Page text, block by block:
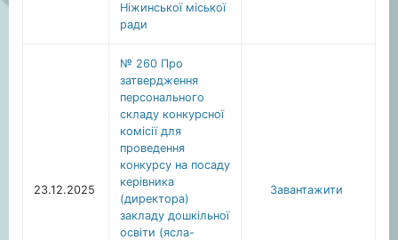
Ніжинської міської
ради
23.12.2025
№ 260 Про
затвердження
персонального
складу конкурсної
комісії для
проведення
конкурсу на посаду
керівника
(директора)
закладу дошкільної
освіти (ясла-
Завантажити